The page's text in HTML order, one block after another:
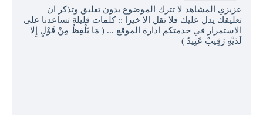
عزيزي المشاهد لا تترك الموضوع بدون تعليق وتذكر ان
تعليقك يدل عليك فلا تقل الا خيرا :: كلمات قليلة تساعدنا على
الاستمرار في خدمتكم ادارة الموقع ... ( مَا يَلْفِظُ مِنْ قَوْلٍ إِلا
لَدَيْهِ رَقِيبٌ عَتِيدٌ )